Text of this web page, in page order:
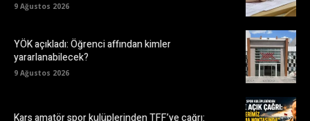
9 Ağustos 2026
YÖK açıkladı: Öğrenci affından kimler
yararlanabilecek?
9 Ağustos 2026
Kars amatör spor kulüplerinden TFF’ye çağrı: